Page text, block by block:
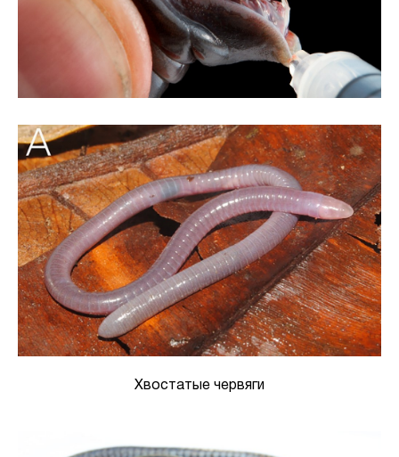
Хвостатые червяги